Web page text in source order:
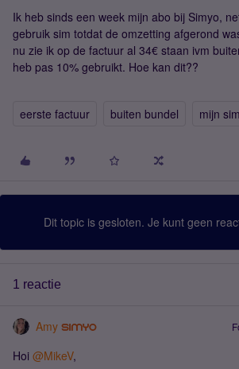
Ik heb sinds een week mijn abo bij Simyo,
gebruik sim totdat de omzetting afgerond
nu zie ik op de factuur al 34€ staan ivm
heb pas 10% gebruikt. Hoe kan dit??
eerste factuur buiten bundel mijn
Dit topic is gesloten. Je kunt geen
1 reactie
Amy
Hoi @MikeV,